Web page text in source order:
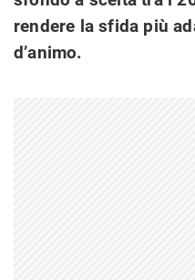
rendere la sfida più
d’animo.